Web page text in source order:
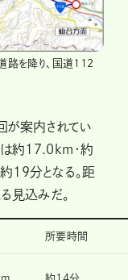
路を降り、国道112
が案内されてい
は約17.0km・約
19分となる。距
見込みだ。
所要時間